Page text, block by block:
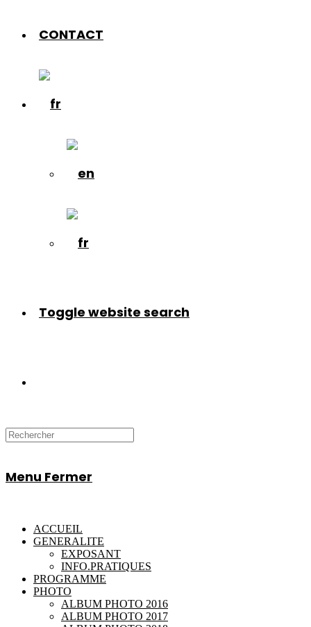
CONTACT
Toggle website search
Menu Fermer
ACCUEIL
GENERALITE
EXPOSANT
INFO.PRATIQUES
PROGRAMME
PHOTO
ALBUM PHOTO 2016
ALBUM PHOTO 2017